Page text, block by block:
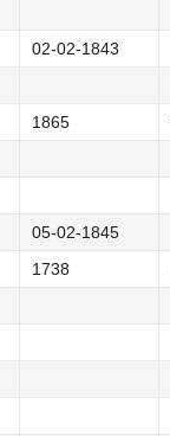
02-02-1843
1865
05-02-1845
1738